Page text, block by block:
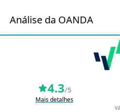
Análise da OANDA
4.3/5
Mais detalhes